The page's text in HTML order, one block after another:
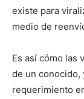
existe para
medio de
Es así cómo las
de un conocido,
requerimiento